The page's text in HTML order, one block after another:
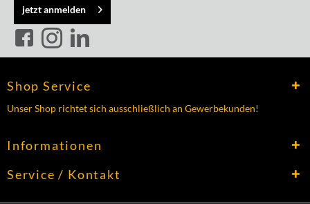
jetzt anmelden
Shop Service
Unser Shop richtet sich ausschließlich an Gewerbekunden!
Informationen
Service / Kontakt